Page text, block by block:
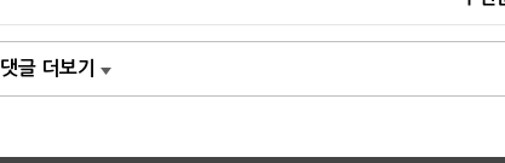
댓글 더보기